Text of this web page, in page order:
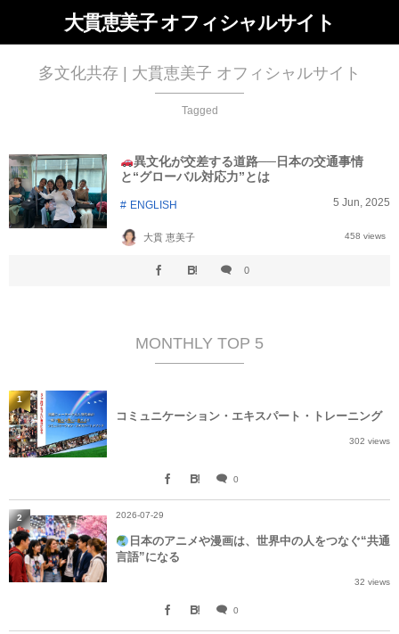
大貫恵美子 オフィシャルサイト
多文化共存 | 大貫恵美子 オフィシャルサイト
Tagged
異文化が交差する道路──日本の交通事情
と“グローバル対応力”とは
ENGLISH 5 Jun 2025
大貫 恵美子 458 views
0
MONTHLY TOP 5
コミュニケーション・エキスパート・トレーニング
302 views
0
1
2026-07-29
日本のアニメや漫画は、世界中の人をつなぐ“共通
言語”になる
32 views
0
2